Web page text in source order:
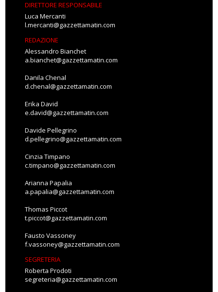
DIRETTORE RESPONSABILE
Luca Mercanti
l.mercanti@gazzettamatin.com
REDAZIONE
Alessandro Bianchet
a.bianchet@gazzettamatin.com
Danila Chenal
d.chenal@gazzettamatin.com
Erika David
e.david@gazzettamatin.com
Davide Pellegrino
d.pellegrino@gazzettamatin.com
Cinzia Timpano
c.timpano@gazzettamatin.com
Arianna Papalia
a.papalia@gazzettamatin.com
Thomas Piccot
t.piccot@gazzettamatin.com
Fausto Vassoney
f.vassoney@gazzettamatin.com
SEGRETERIA
Roberta Prodoti
segreteria@gazzettamatin.com